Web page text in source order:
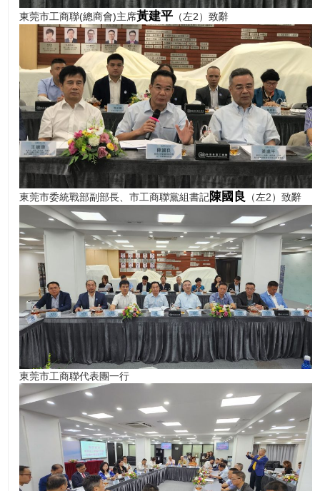
東莞市工商聯(總商會)主席黃建平 （左2）致辭
東莞市委統戰部副部長、市工商聯黨組書記陳國良 （左2）致辭
東莞市工商聯代表團一行